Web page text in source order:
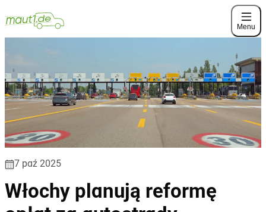
Menu
7 paź 2025
Włochy planują reformę